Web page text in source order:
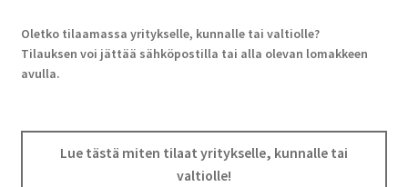
Oletko tilaamassa yritykselle, kunnalle tai valtiolle?
Tilauksen voi jättää sähköpostilla tai alla olevan lomakkeen
avulla.
Lue tästä miten tilaat yritykselle, kunnalle tai
valtiolle!